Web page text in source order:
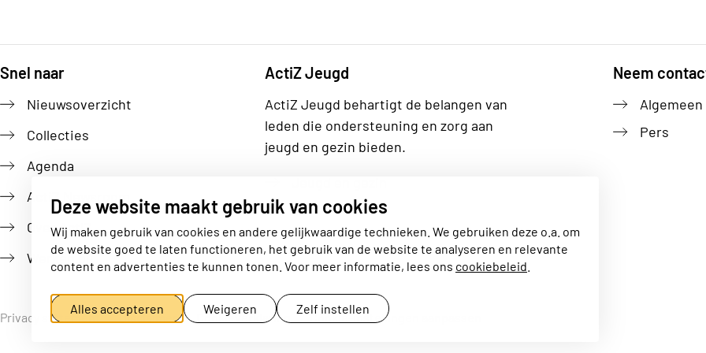
Deze website maakt gebruik van cookies
Wij maken gebruik van cookies en andere gelijkwaardige technieken. We gebruiken deze o.a. om
de website goed te laten functioneren, het gebruik van de website te analyseren en relevante
content en advertenties te kunnen tonen. Voor meer informatie, lees ons cookiebeleid
Alles accepteren Weigeren Zelf instellen
Snel naar
Nieuwsoverzicht
Collecties
Agenda
ActiZ Newsroom
Over ActiZ
Werken bij
ActiZ Jeugd
ActiZ Jeugd behartigt de belangen van
leden die ondersteuning en zorg aan
jeugd en gezin bieden.
Neem
Algemeen
Pers
Privacy statement Disclaimer Cookieverklaring Cookie-instellingen aanpassen